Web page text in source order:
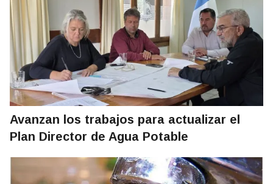
Avanzan los trabajos para actualizar el
Plan Director de Agua Potable